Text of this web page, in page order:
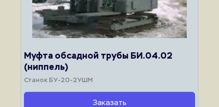
Муфта обсадной трубы БИ.04.02
(ниппель)
Станок БУ-20-2УШМ
Заказать